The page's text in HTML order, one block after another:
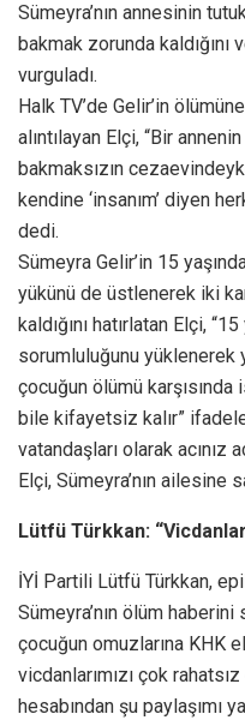
Sümeyra’nın annesinin
bakmak zorunda
vurguladı.
Halk TV’de Gelir’in
alıntılayan Elçi, “Bir
bakmaksızın
kendine ‘insanım’ diyen
dedi.
Sümeyra Gelir’in 15
yükünü de üstlenerek iki
kaldığını hatırlatan Elçi,
sorumluluğunu yüklenerek
çocuğun ölümü karşısında
bile kifayetsiz kalır”
vatandaşları olarak acınız
Elçi, Sümeyra’nın ailesine
Lütfü Türkkan:
İYİ Partili Lütfü Türkkan,
Sümeyra’nın ölüm
çocuğun omuzlarına KHK
vicdanlarımızı çok
hesabından şu paylaşımı